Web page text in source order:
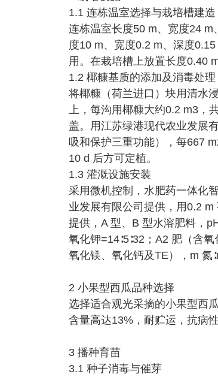
1.1 连栋温室选择与栽培槽建造
连栋温室长度50 m、宽度24
度10 m、宽度0.2 m、深度
用。在栽培槽上放置长度0.40
1.2 椰糠基质的添加及消毒处理
将椰糠（荷兰进口）块用清水
上，每沟用椰糠大约0.2 m3，
盖。用江苏绿港现代农业发展
吸和保护三重功能），每667
10 d 后方可定植。
1.3 灌溉设施安装
采用微机控制，水肥药一体化
业发展有限公司提供，用0.2
提供，A 型、B 型水溶肥料，
氧化钾=14∶5∶32；A2 肥（含
氧化镁、氧化钙及TE），m 氮
2 小果型西瓜品种选择
选择适合观光采摘的小果型西
含量高达13%，耐贮运，抗病
3 播种育苗
3.1 种子消毒与催芽